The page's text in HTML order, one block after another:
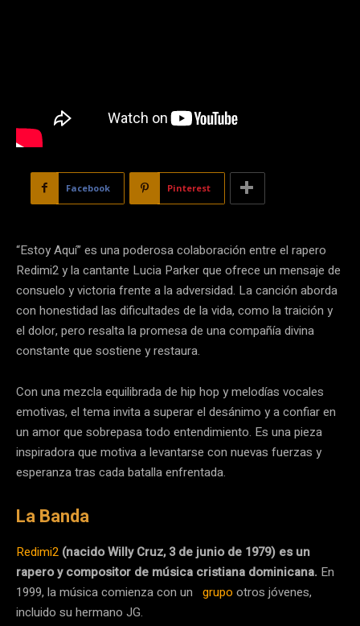
Facebook Pinterest
“Estoy Aquí” es una poderosa colaboración entre el rapero
Redimi2 y la cantante Lucia Parker que ofrece un mensaje de
consuelo y victoria frente a la adversidad. La canción aborda
con honestidad las dificultades de la vida, como la traición y
el dolor, pero resalta la promesa de una compañía divina
constante que sostiene y restaura.
Con una mezcla equilibrada de hip hop y melodías vocales
emotivas, el tema invita a superar el desánimo y a confiar en
un amor que sobrepasa todo entendimiento. Es una pieza
inspiradora que motiva a levantarse con nuevas fuerzas y
esperanza tras cada batalla enfrentada.
La Banda
Redimi2 (nacido Willy Cruz, 3 de junio de 1979) es un
rapero y compositor de música cristiana dominicana. En
1999, la música comienza con un grupo otros jóvenes,
incluido su hermano JG.